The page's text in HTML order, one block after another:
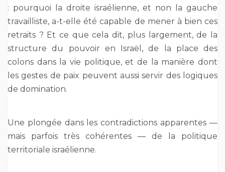
: pourquoi la droite israélienne, et non la gauche
travailliste, a-t-elle été capable de mener à bien ces
retraits ? Et ce que cela dit, plus largement, de la
structure du pouvoir en Israël, de la place des
colons dans la vie politique, et de la manière dont
les gestes de paix peuvent aussi servir des logiques
de domination.
Une plongée dans les contradictions apparentes —
mais parfois très cohérentes — de la politique
territoriale israélienne.